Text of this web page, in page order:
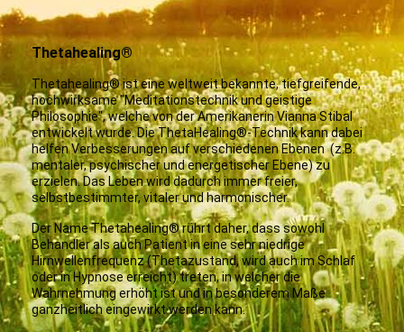
Thetahealing®
Thetahealing® ist eine weltweit bekannte, tiefgreifende,
hochwirksame "Meditationstechnik und geistige
Philosophie", welche von der Amerikanerin Vianna Stibal
entwickelt wurde. Die ThetaHealing®-Technik kann dabei
helfen Verbesserungen auf verschiedenen Ebenen (z.B.
mentaler, psychischer und energetischer Ebene) zu
erzielen. Das Leben wird dadurch immer freier,
selbstbestimmter, vitaler und harmonischer.
Der Name Thetahealing® rührt daher, dass sowohl
Behandler als auch Patient in eine sehr niedrige
Hirnwellenfrequenz (Thetazustand, wird auch im Schlaf
oder in Hypnose erreicht) treten, in welcher die
Wahrnehmung erhöht ist und in besonderem Maße
ganzheitlich eingewirkt werden kann.